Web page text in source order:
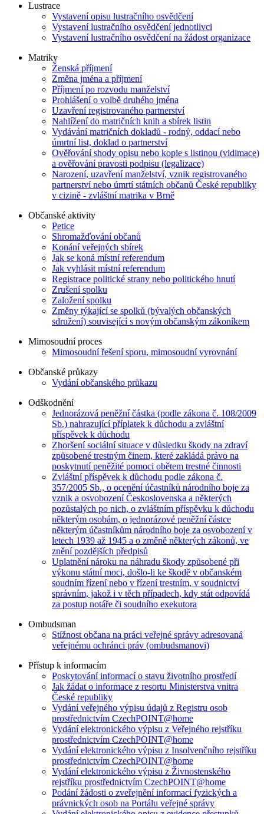
Lustrace
Vystavení opisu lustračního osvědčení
Vystavení lustračního osvědčení jednotlivci
Vystavení lustračního osvědčení na žádost organizace
Matriky
Ženská příjmení
Změna jména a příjmení
Příjmení po rozvodu manželství
Prohlášení o volbě druhého jména
Uzavření registrovaného partnerství
Nahlížení do matričních knih a sbírek listin
Vydávání matričních dokladů - rodný, oddací nebo
úmrtní list, doklad o partnerství
Ověřování shody opisu nebo kopie s listinou (vidimace)
a ověřování pravosti podpisu (legalizace)
Narození, uzavření manželství, vznik registrovaného
partnerství nebo úmrtí státních občanů České republiky
v cizině - zvláštní matrika v Brně
Občanské aktivity
Petice
Shromažďování občanů
Konání veřejných sbírek
Jak se koná místní referendum
Jak vyhlásit místní referendum
Registrace politické strany nebo politického hnutí
Zrušení spolku
Založení spolku
Změny týkající se spolků (bývalých občanských
sdružení) související s novým občanským zákoníkem
Mimosoudní proces
Mimosoudní řešení sporu, mimosoudní vyrovnání
Občanské průkazy
Vydání občanského průkazu
Odškodnění
Jednorázová peněžní částka (podle zákona č. 108/2009
Sb.) nahrazující příplatek k důchodu a zvláštní
příspěvek k důchodu
Zhoršení sociální situace v důsledku škody na zdraví
způsobené trestným činem, které zakládá právo na
poskytnutí peněžité pomoci obětem trestné činnosti
Zvláštní příspěvek k důchodu podle zákona č.
357/2005 Sb., o ocenění účastníků národního boje za
vznik a osvobození Československa a některých
pozůstalých po nich, o zvláštním příspěvku k důchodu
některým osobám, o jednorázové peněžní částce
některým účastníkům národního boje za osvobození v
letech 1939 až 1945 a o změně některých zákonů, ve
znění pozdějších předpisů
Uplatnění nároku na náhradu škody způsobené při
výkonu státní moci, došlo-li ke škodě v občanském
soudním řízení nebo v řízení trestním, v soudnictví
správním, jakož i v těch případech, kdy stát odpovídá
za postup notáře či soudního exekutora
Ombudsman
Stížnost občana na práci veřejné správy adresovaná
veřejnému ochránci práv (ombudsmanovi)
Přístup k informacím
Poskytování informací o stavu životního prostředí
Jak žádat o informace z resortu Ministerstva vnitra
České republiky
Vydání veřejného výpisu údajů z Registru osob
prostřednictvím CzechPOINT@home
Vydání elektronického výpisu z Veřejného rejstříku
prostřednictvím CzechPOINT@home
Vydání elektronického výpisu z Insolvenčního rejstříku
prostřednictvím CzechPOINT@home
Vydání elektronického výpisu z Živnostenského
rejstříku prostřednictvím CzechPOINT@home
Podání žádosti o zveřejnění informací fyzických a
právnických osob na Portálu veřejné správy